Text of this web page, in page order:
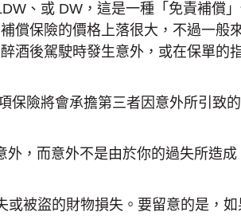
、或 DW，這是一種「免責補償
保險的價格上落很大，不過一般
後駕駛時發生意外，或在保單的
保險將會承擔第三者因意外所引致
，而意外不是由於你的過失所造
或被盜的財物損失。要留意的是，